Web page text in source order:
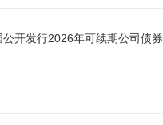
开发行2026年可续期公司债券